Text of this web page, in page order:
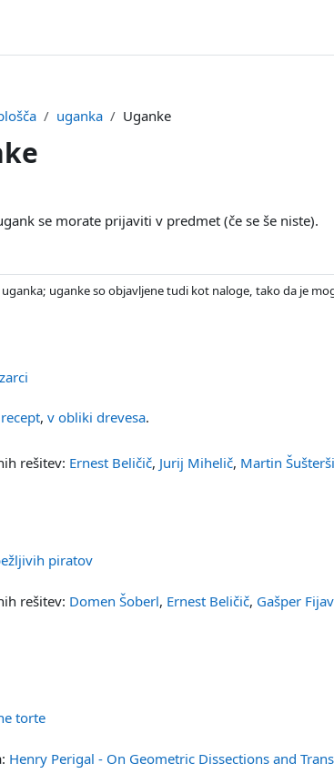
uganka Uganke
odseka
se morate prijaviti v predmet (če se še niste).
uganka; uganke so objavljene tudi kot naloge, tako da je
, v obliki drevesa.
rešitev: Ernest Beličič, Jurij Mihelič, Martin
piratov
rešitev: Domen Šoberl, Ernest Beličič, Gašper
torte
Henry Perigal - On Geometric Dissections and